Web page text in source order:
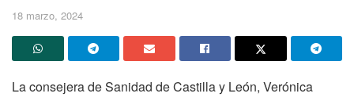
18 marzo, 2024
La consejera de Sanidad de Castilla y León, Verónica